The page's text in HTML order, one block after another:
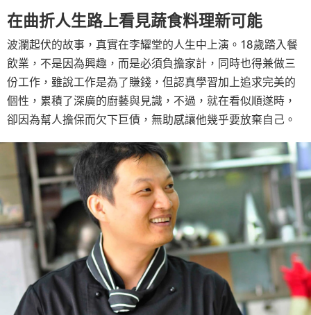
在曲折人生路上看見蔬食料理新可能
波瀾起伏的故事，真實在李耀堂的人生中上演。18歲踏入餐
飲業，不是因為興趣，而是必須負擔家計，同時也得兼做三
份工作，雖說工作是為了賺錢，但認真學習加上追求完美的
個性，累積了深廣的廚藝與見識，不過，就在看似順遂時，
卻因為幫人擔保而欠下巨債，無助感讓他幾乎要放棄自己。